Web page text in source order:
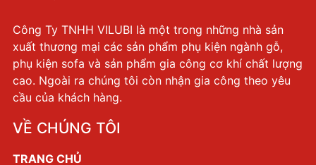
Công Ty TNHH VILUBI là một trong những nhà sản
xuất thương mại các sản phẩm phụ kiện ngành gỗ,
phụ kiện sofa và sản phẩm gia công cơ khí chất lượng
cao. Ngoài ra chúng tôi còn nhận gia công theo yêu
cầu của khách hàng.
VỀ CHÚNG TÔI
TRANG CHỦ